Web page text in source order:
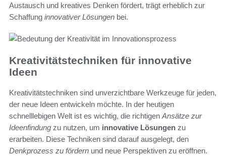
Austausch und kreatives Denken fördert, trägt erheblich zur
Schaffung innovativer Lösungen bei.
Kreativitätstechniken für innovative
Ideen
Kreativitätstechniken sind unverzichtbare Werkzeuge für jeden,
der neue Ideen entwickeln möchte. In der heutigen
schnelllebigen Welt ist es wichtig, die richtigen Ansätze zur
Ideenfindung zu nutzen, um innovative Lösungen zu
erarbeiten. Diese Techniken sind darauf ausgelegt, den
Denkprozess zu fördern und neue Perspektiven zu eröffnen.